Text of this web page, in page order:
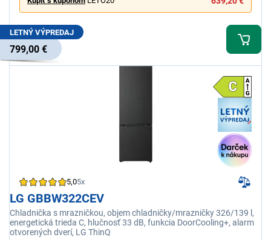
LETNÝ VÝPREDAJ
799,00 €
5,05x
LG GBBW322CEV
Chladnička s mrazničkou, objem chladničky/mrazničky 326/139 l,
energetická trieda C, hlučnosť 33 dB, funkcia DoorCooling+, alarm
otvorených dverí, LG ThinQ